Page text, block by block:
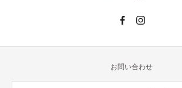
お問い合わせ